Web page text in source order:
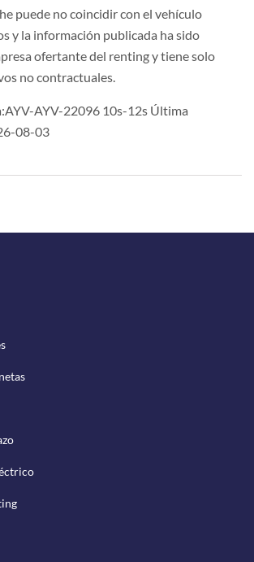
puede no coincidir con el vehículo
y la información publicada ha sido
ofertante del renting y tiene solo
no contractuales.
AYV-22096 10s-12s Última
08-03